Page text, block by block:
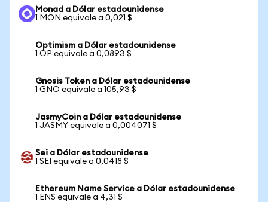
Monad a Dólar estadounidense
1 MON equivale a 0,021 $
Optimism a Dólar estadounidense
1 OP equivale a 0,0893 $
Gnosis Token a Dólar estadounidense
1 GNO equivale a 105,93 $
JasmyCoin a Dólar estadounidense
1 JASMY equivale a 0,004071 $
Sei a Dólar estadounidense
1 SEI equivale a 0,0418 $
Ethereum Name Service a Dólar estadounidense
1 ENS equivale a 4,31 $